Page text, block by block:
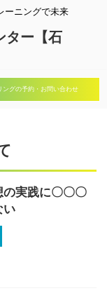
ーニングで未来
ター【石
ングの予約・お問い合わせ
実践に〇〇〇
い